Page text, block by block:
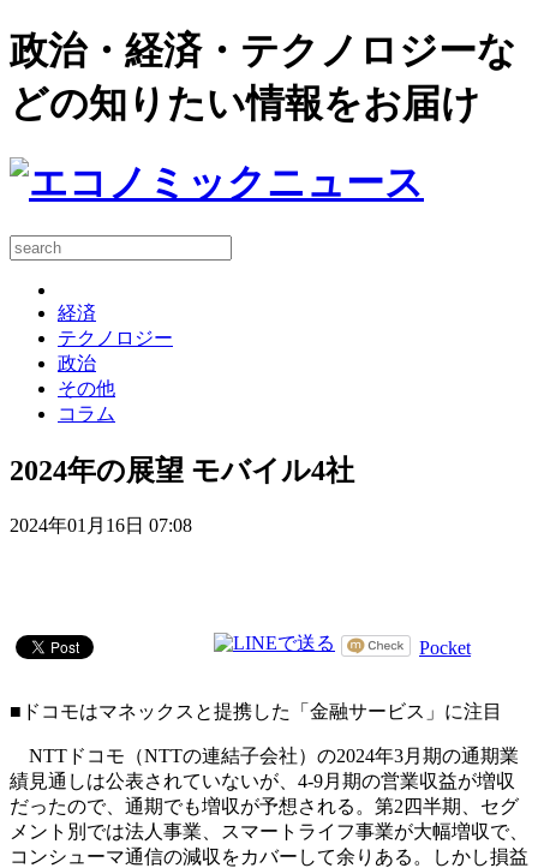
政治・経済・テクノロジーな
どの知りたい情報をお届け
経済
テクノロジー
政治
その他
コラム
2024年の展望 モバイル4社
2024年01月16日 07:08
Pocket
■ドコモはマネックスと提携した「金融サービス」に注目
NTTドコモ（NTTの連結子会社）の2024年3月期の通期業
績見通しは公表されていないが、4-9月期の営業収益が増収
だったので、通期でも増収が予想される。第2四半期、セグ
メント別では法人事業、スマートライフ事業が大幅増収で、
コンシューマ通信の減収をカバーして余りある。しかし損益